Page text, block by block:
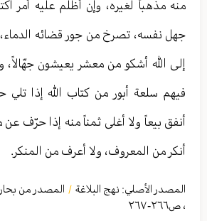
منه مذهباً لغيره، وإن أظلم عليه أمر
جهل نفسه، تصرخ من جور قضائه
إلى الله أشكو من معشر يعيشون جهّالاً،
فيهم سلعة أبور من كتاب الله إذا تلي
أنفق بيعاً ولا أغلى ثمناً منه إذا حرّف
أنكر من المعروف، ولا أعرف من المنكر.
المصدر الأصلي: نهج البلاغة / المصدر من بحار
، ص٢٦٦-٢٦٧